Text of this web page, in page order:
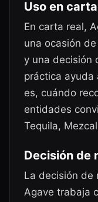
Uso en
En carta real,
una ocasión
y una decisión
práctica ayuda
es, cuándo
entidades
Tequila,
Decisión de
La decisión de
Agave trabaja